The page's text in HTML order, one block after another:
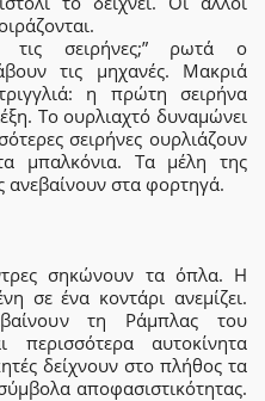
τις σειρήνες;” ρωτά ο
τις μηχανές. Μακριά
η πρώτη σειρήνα
Το ουρλιαχτό δυναμώνει
σειρήνες ουρλιάζουν
μπαλκόνια. Τα μέλη της
ανεβαίνουν στα φορτηγά.
σηκώνουν τα όπλα. Η
σε ένα κοντάρι ανεμίζει.
τη Ράμπλας του
αυτοκίνητα
δείχνουν στο πλήθος τα
αποφασιστικότητας.